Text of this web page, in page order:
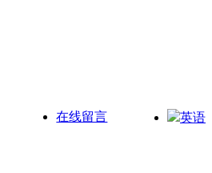
在线留言 英语